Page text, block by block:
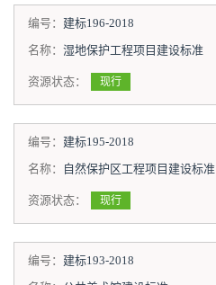
编号： 建标196-2018
名称： 湿地保护工程项目建设标准
资源状态： 现行
编号： 建标195-2018
名称：
自然保护区工程项目建设标准
资源状态： 现行
编号： 建标193-2018